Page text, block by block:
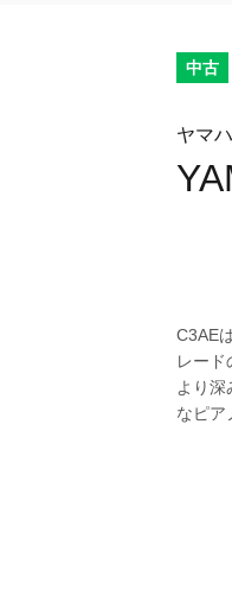
中古
ヤマ
C3AE
レード
より
なピア